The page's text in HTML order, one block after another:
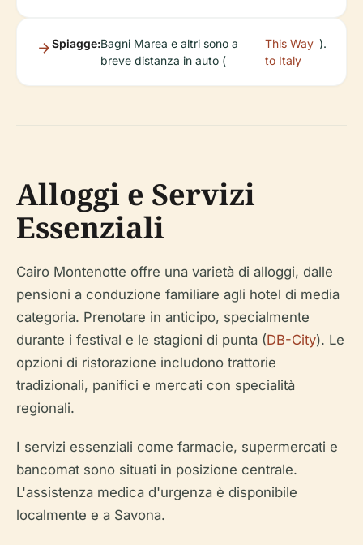
Spiagge:Bagni Marea e altri sono a
breve distanza in auto (
This Way
to Italy
).
Alloggi e Servizi
Essenziali
Cairo Montenotte offre una varietà di alloggi, dalle
pensioni a conduzione familiare agli hotel di media
categoria. Prenotare in anticipo, specialmente
durante i festival e le stagioni di punta (DB-City). Le
opzioni di ristorazione includono trattorie
tradizionali, panifici e mercati con specialità
regionali.
I servizi essenziali come farmacie, supermercati e
bancomat sono situati in posizione centrale.
L'assistenza medica d'urgenza è disponibile
localmente e a Savona.